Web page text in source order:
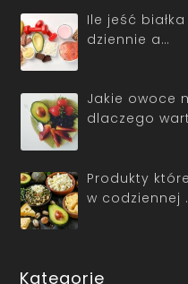
Ile jeść
dziennie a…
Jakie owoce
dlaczego
Produkty
w codziennej
Kategorie